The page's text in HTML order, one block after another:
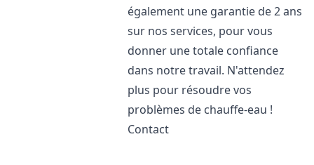
également une garantie de 2 ans
sur nos services, pour vous
donner une totale confiance
dans notre travail. N'attendez
plus pour résoudre vos
problèmes de chauffe-eau !
Contact